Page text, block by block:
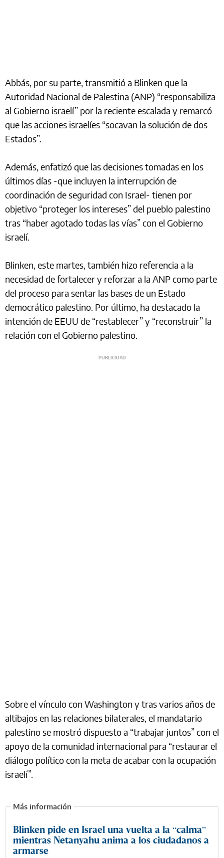
Abbás, por su parte, transmitió a Blinken que la
Autoridad Nacional de Palestina (ANP) “responsabiliza
al Gobierno israelí” por la reciente escalada y remarcó
que las acciones israelíes “socavan la solución de dos
Estados”.
Además, enfatizó que las decisiones tomadas en los
últimos días -que incluyen la interrupción de
coordinación de seguridad con Israel- tienen por
objetivo “proteger los intereses” del pueblo palestino
tras “haber agotado todas las vías” con el Gobierno
israelí.
Blinken, este martes, también hizo referencia a la
necesidad de fortalecer y reforzar a la ANP como parte
del proceso para sentar las bases de un Estado
democrático palestino. Por último, ha destacado la
intención de EEUU de “restablecer” y “reconstruir” la
relación con el Gobierno palestino.
Sobre el vínculo con Washington y tras varios años de
altibajos en las relaciones bilaterales, el mandatario
palestino se mostró dispuesto a “trabajar juntos” con el
apoyo de la comunidad internacional para “restaurar el
diálogo político con la meta de acabar con la ocupación
israelí”.
Blinken pide en Israel una vuelta a la “calma”
mientras Netanyahu anima a los ciudadanos a
armarse